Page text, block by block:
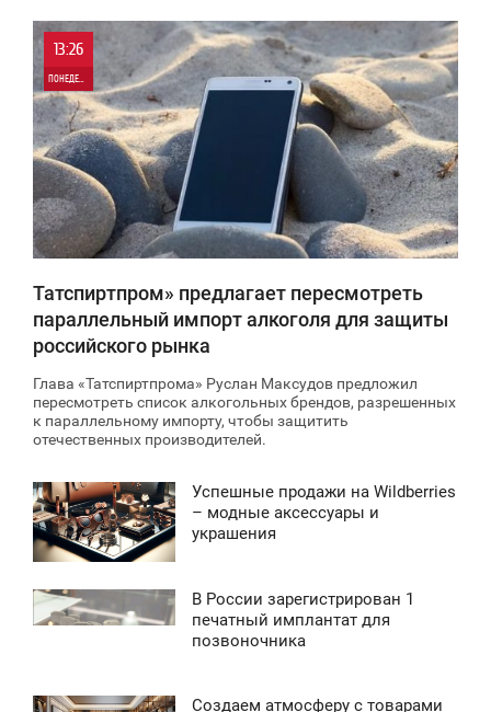
13:26
ПОНЕДЕЛЬНИК
0
2 646
Татспиртпром» предлагает пересмотреть
параллельный импорт алкоголя для защиты
российского рынка
Глава «Татспиртпрома» Руслан Максудов предложил
пересмотреть список алкогольных брендов, разрешенных
к параллельному импорту, чтобы защитить
отечественных производителей.
Успешные продажи на Wildberries
– модные аксессуары и
украшения
В России зарегистрирован 1
печатный имплантат для
позвоночника
Создаем атмосферу с товарами